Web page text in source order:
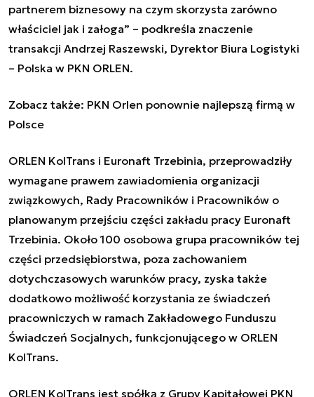
partnerem biznesowy na czym skorzysta zarówno
właściciel jak i załoga” – podkreśla znaczenie
transakcji Andrzej Raszewski, Dyrektor Biura Logistyki
– Polska w PKN ORLEN.
Zobacz także: PKN Orlen ponownie najlepszą firmą w
Polsce
ORLEN KolTrans i Euronaft Trzebinia, przeprowadziły
wymagane prawem zawiadomienia organizacji
związkowych, Rady Pracowników i Pracowników o
planowanym przejściu części zakładu pracy Euronaft
Trzebinia. Około 100 osobowa grupa pracowników tej
części przedsiębiorstwa, poza zachowaniem
dotychczasowych warunków pracy, zyska także
dodatkowo możliwość korzystania ze świadczeń
pracowniczych w ramach Zakładowego Funduszu
Świadczeń Socjalnych, funkcjonującego w ORLEN
KolTrans.
ORLEN KolTrans jest spółką z Grupy Kapitałowej PKN